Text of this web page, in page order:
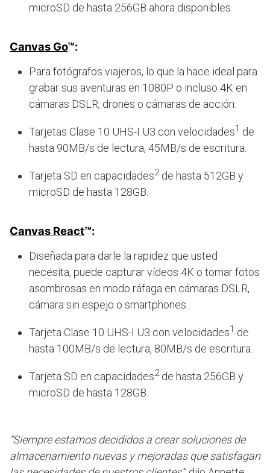
microSD de hasta 256GB ahora disponibles.
Canvas Go™:
Para fotógrafos viajeros, lo que la hace ideal para
grabar sus aventuras en 1080P o incluso 4K en
cámaras DSLR, drones o cámaras de acción.
Tarjetas Clase 10 UHS-I U3 con velocidades1 de
hasta 90MB/s de lectura, 45MB/s de escritura.
Tarjeta SD en capacidades2de hasta 512GB y
microSD de hasta 128GB.
Canvas React™:
Diseñada para darle la rapidez que usted
necesita, puede capturar vídeos 4K o tomar fotos
asombrosas en modo ráfaga en cámaras DSLR,
cámara sin espejo o smartphones.
Tarjeta Clase 10 UHS-I U3 con velocidades1 de
hasta 100MB/s de lectura, 80MB/s de escritura.
Tarjeta SD en capacidades2de hasta 256GB y
microSD de hasta 128GB.
“Siempre estamos decididos a crear soluciones de
almacenamiento nuevas y mejoradas que satisfagan